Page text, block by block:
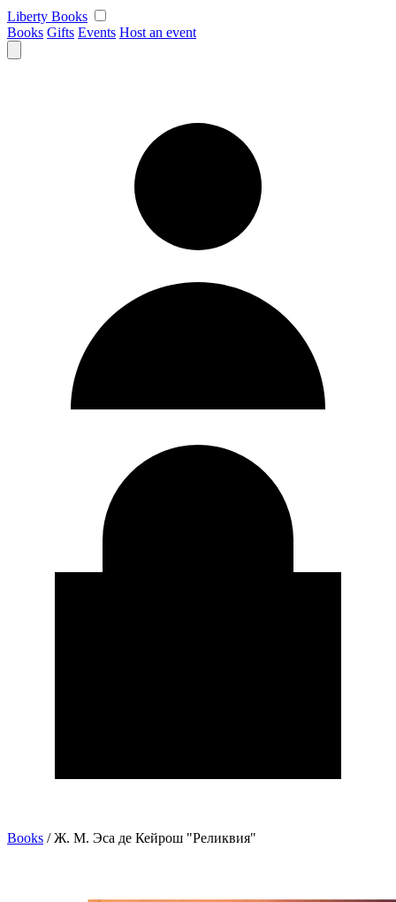
Skip
to
content
Liberty Books
Books Gifts Events Host an event
Books / Ж. М. Эса де Кейрош "Реликвия"